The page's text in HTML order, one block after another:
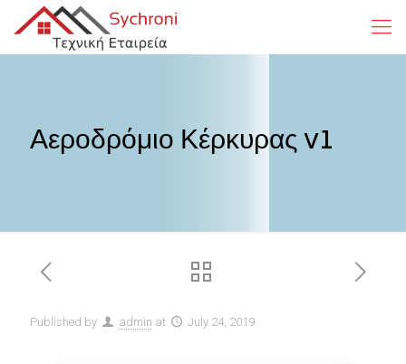
Αεροδρόμιο Κέρκυρας v1
Published by admin at July 24, 2019